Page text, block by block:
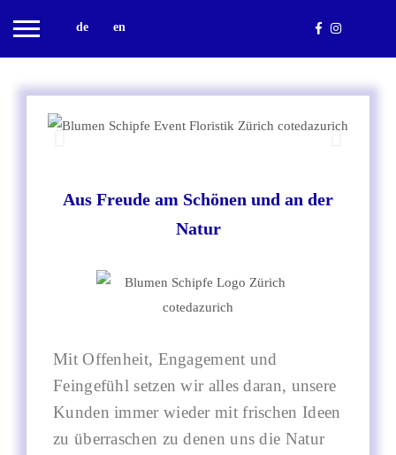
Aus Freude am Schönen und an der
Natur
Mit Offenheit, Engagement und
Feingefühl setzen wir alles daran, unsere
Kunden immer wieder mit frischen Ideen
zu überraschen zu denen uns die Natur
de en